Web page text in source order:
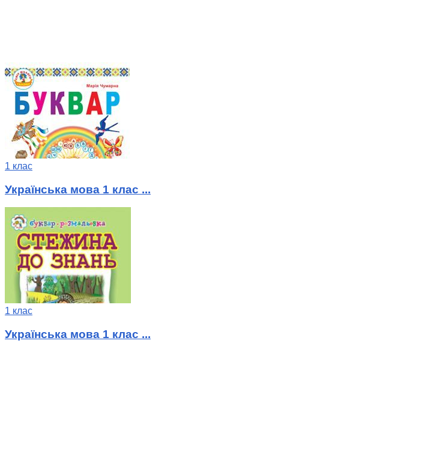
1 клас
Українська мова 1 клас ...
1 клас
Українська мова 1 клас ...